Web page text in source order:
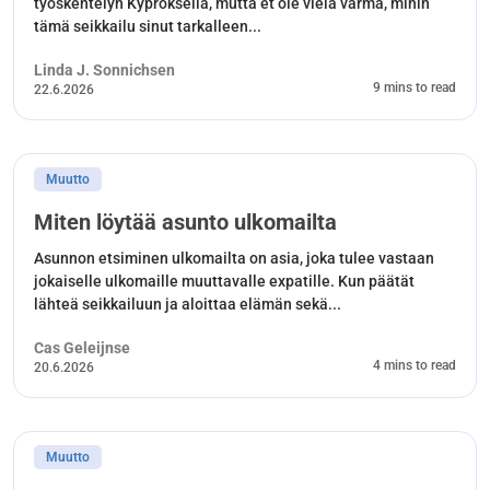
tämä seikkailu sinut tarkalleen...
Linda J. Sonnichsen
22.6.2026 9 mins to read
Muutto
Miten löytää asunto ulkomailta
Asunnon etsiminen ulkomailta on asia, joka tulee vastaan
jokaiselle ulkomaille muuttavalle expatille. Kun päätät
lähteä seikkailuun ja aloittaa elämän sekä...
Cas Geleijnse
20.6.2026 4 mins to read
Muutto